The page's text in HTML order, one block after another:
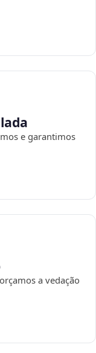
e garantimos
a vedação